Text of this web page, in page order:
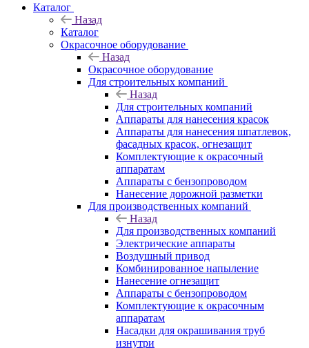
Каталог
Назад
Каталог
Окрасочное оборудование
Назад
Окрасочное оборудование
Для строительных компаний
Назад
Для строительных компаний
Аппараты для нанесения красок
Аппараты для нанесения шпатлевок,
фасадных красок, огнезащит
Комплектующие к окрасочный
аппаратам
Аппараты с бензопроводом
Нанесение дорожной разметки
Для производственных компаний
Назад
Для производственных компаний
Электрические аппараты
Воздушный привод
Комбинированное напыление
Нанесение огнезащит
Аппараты с бензопроводом
Комплектующие к окрасочным
аппаратам
Насадки для окрашивания труб
изнутри